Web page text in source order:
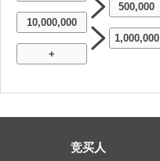
500,000
10,000,000
1,000,000
+
竞买人